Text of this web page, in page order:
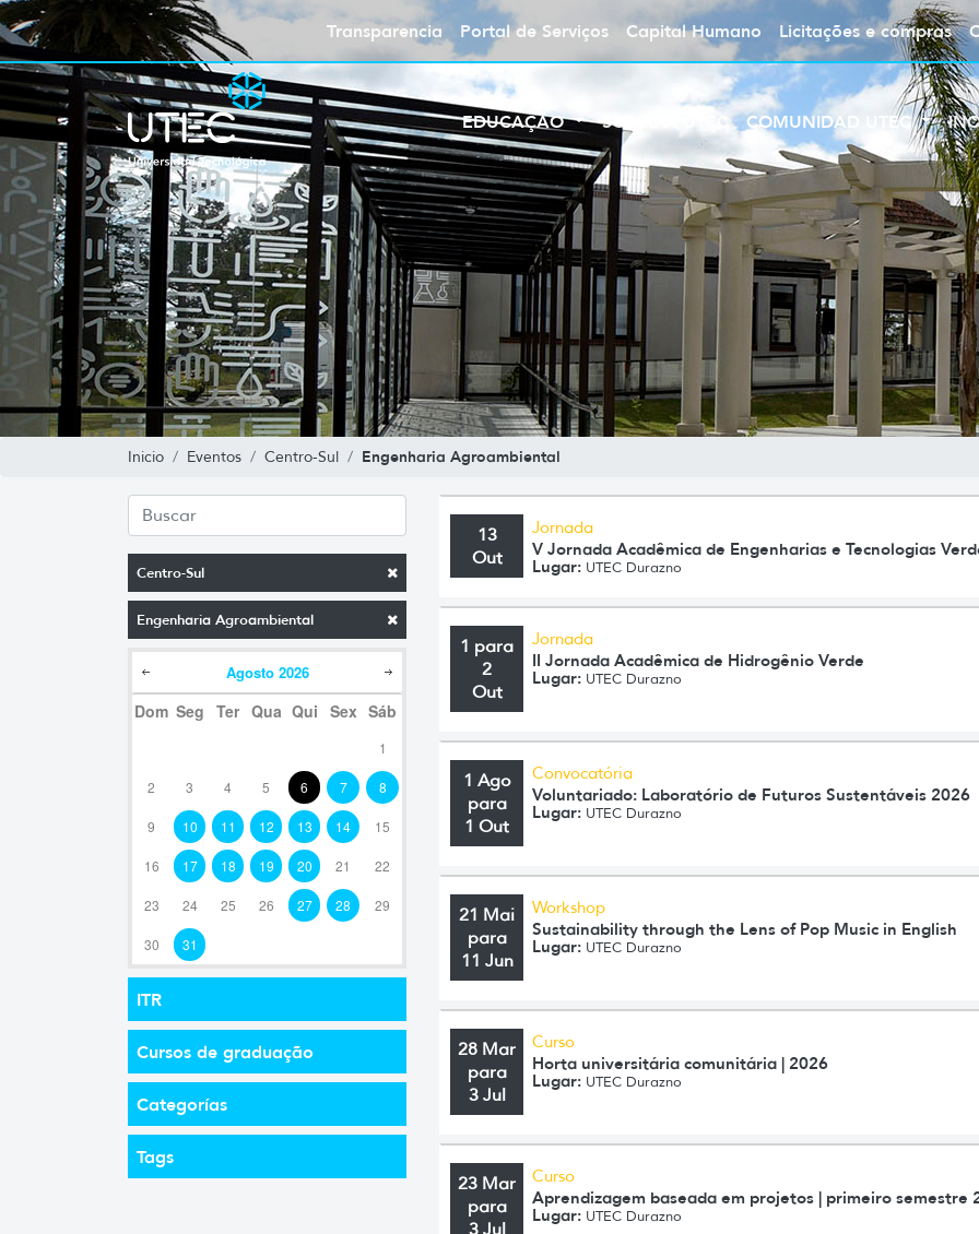
Transparencia Portal de Serviços Capital Humano Licitações e compras
EDUCAÇÃO SOBRE A UTEC COMUNIDAD UTEC
Inicio Eventos Centro-Sul Engenharia Agroambiental
Centro-Sul
Engenharia Agroambiental
Agosto 2026
Dom Seg Ter Qua Qui Sex Sáb
1
2 3 4 5 6 7 8
9 10 11 12 13 14 15
16 17 18 19 20 21 22
23 24 25 26 27 28 29
30 31
ITR
Cursos de graduação
Categorías
Tags
13
Out
Jornada
V Jornada Acadêmica de Engenharias e Tecnologias
Lugar: UTEC Durazno
1 para
2
Out
Jornada
II Jornada Acadêmica de Hidrogênio Verde
Lugar: UTEC Durazno
1 Ago
para
1 Out
Convocatória
Voluntariado: Laboratório de Futuros Sustentáveis 2026
Lugar: UTEC Durazno
21 Mai
para
11 Jun
Workshop
Sustainability through the Lens of Pop Music in English
Lugar: UTEC Durazno
28 Mar
para
3 Jul
Curso
Horta universitária comunitária | 2026
Lugar: UTEC Durazno
23 Mar
para
3 Jul
Curso
Aprendizagem baseada em projetos | primeiro semestre
Lugar: UTEC Durazno